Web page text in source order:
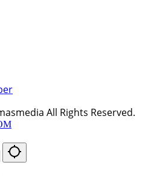
All Rights Reserved.